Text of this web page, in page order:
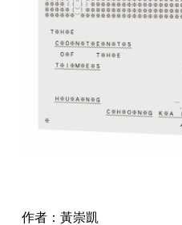
作者：黃崇凱